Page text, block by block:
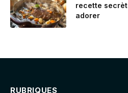
recette
adorer
RUBRIQUES